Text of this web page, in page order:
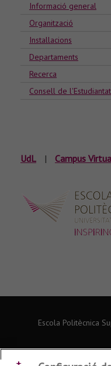
Informació general
Organització
Installacions
Departaments
Recerca
Consell de l'Estudiantat
UdL | Campus
Escola Politècnica